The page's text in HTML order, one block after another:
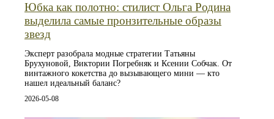
Юбка как полотно: стилист Ольга Родина
выделила самые пронзительные образы
звезд
Эксперт разобрала модные стратегии Татьяны
Брухуновой, Виктории Погребняк и Ксении Собчак. От
винтажного кокетства до вызывающего мини — кто
нашел идеальный баланс?
2026-05-08